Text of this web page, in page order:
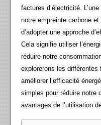
factures d’électricité.
notre empreinte carbone
d’adopter une approche
Cela signifie utiliser
réduire notre
explorerons les
améliorer l’efficacité
simples pour réduire notre
avantages de l’utilisation